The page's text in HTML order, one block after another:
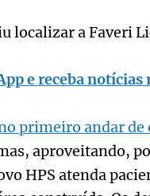
localizar a Faveri
e receba notícias
primeiro andar
aproveitando,
HPS atenda